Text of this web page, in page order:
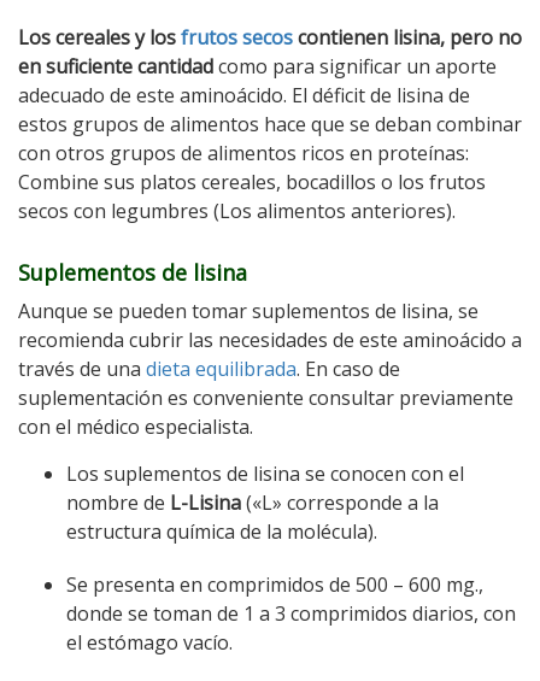
Los cereales y losfrutos secoscontienen lisina, pero no
en suficiente cantidadcomo para significar un aporte
adecuado de este aminoácido. El déficit de lisina de
estos grupos de alimentos hace que se deban combinar
con otros grupos de alimentos ricos en proteínas:
Combine sus platos cereales, bocadillos o los frutos
secos con legumbres (Los alimentos anteriores).
Suplementos de lisina
Aunque se pueden tomar suplementos de lisina, se
recomienda cubrir las necesidades de este aminoácido a
través de una dieta equilibrada. En caso de
suplementación es conveniente consultar previamente
con el médico especialista.
Los suplementos de lisina se conocen con el
nombre de L-Lisina(«L» corresponde a la
estructura química de la molécula).
Se presenta en comprimidos de 500 – 600 mg.,
donde se toman de 1 a 3 comprimidos diarios, con
el estómago vacío.